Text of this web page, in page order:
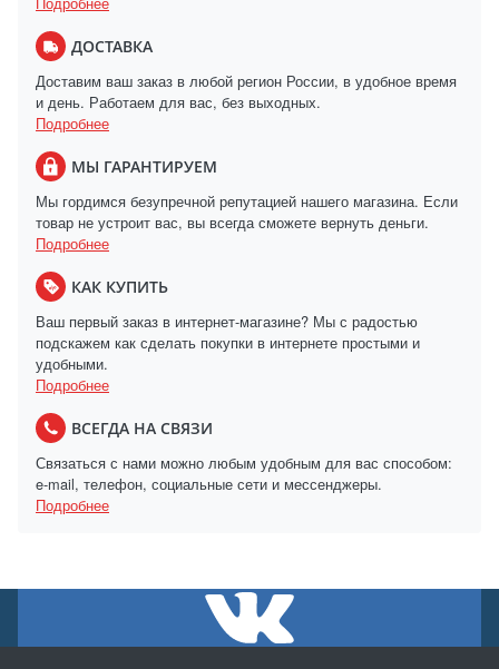
ДОСТАВКА
Доставим ваш заказ в любой регион России, в удобное время
и день. Работаем для вас, без выходных.
Подробнее
МЫ ГАРАНТИРУЕМ
Мы гордимся безупречной репутацией нашего магазина. Если
товар не устроит вас, вы всегда сможете вернуть деньги.
Подробнее
КАК КУПИТЬ
Ваш первый заказ в интернет-магазине? Мы с радостью
подскажем как сделать покупки в интернете простыми и
удобными.
Подробнее
ВСЕГДА НА СВЯЗИ
Связаться с нами можно любым удобным для вас способом:
e-mail, телефон, социальные сети и мессенджеры.
Подробнее